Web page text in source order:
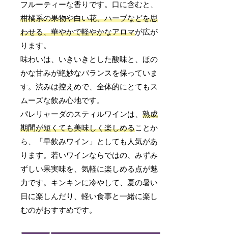
フルーティーな香りです。口に含むと、
柑橘系の果物や白い花、ハーブなどを思
わせる、華やかで軽やかなアロマが広が
ります。
味わいは、いきいきとした酸味と、ほの
かな甘みが絶妙なバランスを保っていま
す。渋みは控えめで、全体的にとてもス
ムーズな飲み心地です。
パレリャーダのスティルワインは、熟成
期間が短くても美味しく楽しめることか
ら、「早飲みワイン」としても人気があ
ります。若いワインならではの、みずみ
ずしい果実味を、気軽に楽しめる点が魅
力です。キンキンに冷やして、夏の暑い
日に楽しんだり、軽い食事と一緒に楽し
むのがおすすめです。